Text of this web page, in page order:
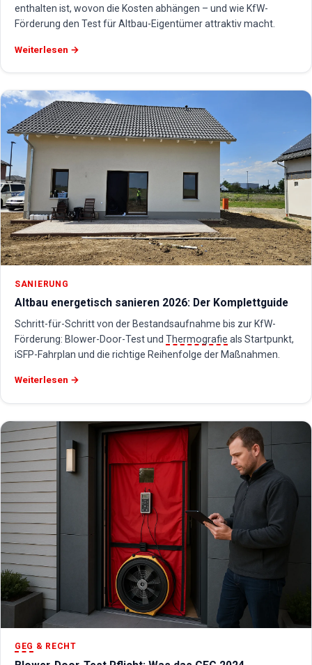
enthalten ist, wovon die Kosten abhängen – und wie KfW-
Förderung den Test für Altbau-Eigentümer attraktiv macht.
Weiterlesen →
SANIERUNG
Altbau energetisch sanieren 2026: Der Komplettguide
Schritt-für-Schritt von der Bestandsaufnahme bis zur KfW-
Förderung: Blower-Door-Test und Thermografie als Startpunkt,
iSFP-Fahrplan und die richtige Reihenfolge der Maßnahmen.
Weiterlesen →
GEG & RECHT